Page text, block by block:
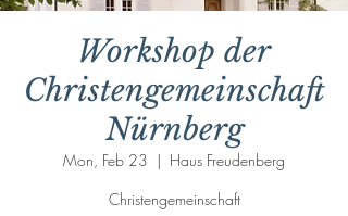
Workshop der
Christengemeinschaft
Nürnberg
Mon, Feb 23
  |
Haus Freudenberg
Christengemeinschaft